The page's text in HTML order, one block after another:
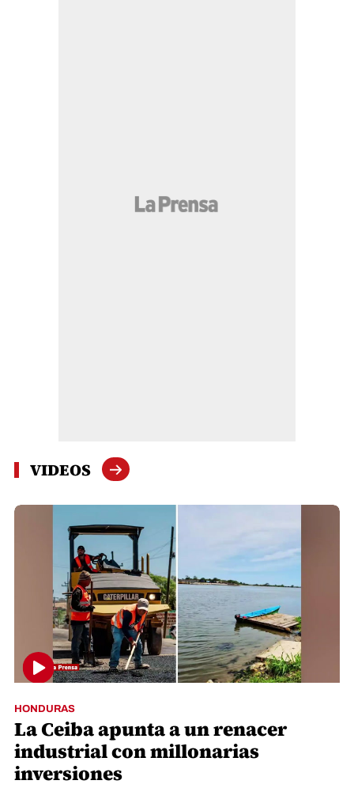
VIDEOS
HONDURAS
La Ceiba apunta a un renacer
industrial con millonarias
inversiones